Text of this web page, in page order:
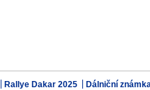
Rallye Dakar 2025 Dálniční